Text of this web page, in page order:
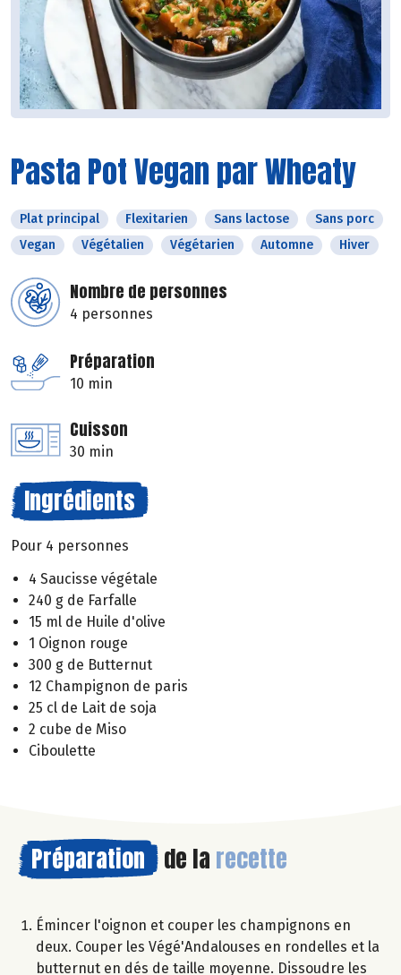
Pasta Pot Vegan par Wheaty
Plat principal Flexitarien Sans lactose
Sans porc
Vegan
Végétalien Végétarien Automne Hiver
Nombre de personnes
4 personnes
Préparation
10 min
Cuisson
30 min
Ingrédients
Pour 4 personnes
4 Saucisse végétale
240 g de Farfalle
15 ml de Huile d'olive
1 Oignon rouge
300 g de Butternut
12 Champignon de paris
25 cl de Lait de soja
2 cube de Miso
Ciboulette
Préparation de la recette
Émincer l'oignon et couper les champignons en
deux. Couper les Végé'Andalouses en rondelles et la
butternut en dés de taille moyenne. Dissoudre les